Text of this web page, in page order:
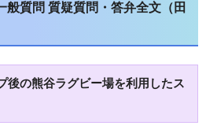
般質問 質疑質問・答弁全文（田
後の熊谷ラグビー場を利用したス